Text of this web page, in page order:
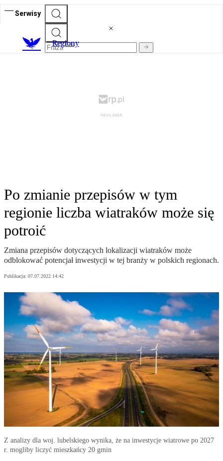
Serwisy
Regiony
Po zmianie przepisów w tym
regionie liczba wiatraków może się
potroić
Zmiana przepisów dotyczących lokalizacji wiatraków może
odblokować potencjał inwestycji w tej branży w polskich regionach.
Publikacja: 07.07.2022 14:42
Z analizy dla woj. lubelskiego wynika, że na inwestycje wiatrowe po 2027
r. mogliby liczyć mieszkańcy 20 gmin